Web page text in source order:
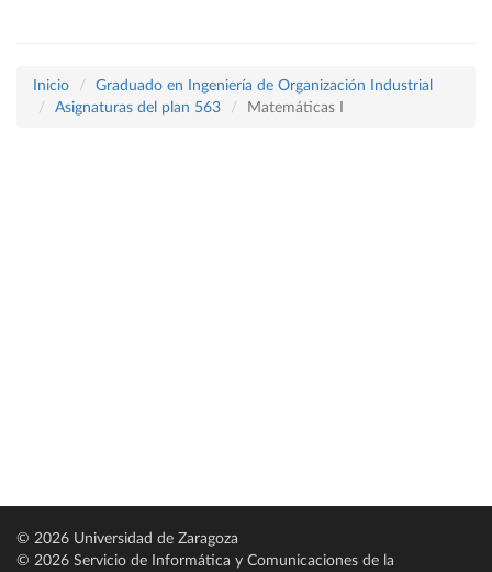
Inicio
Graduado en Ingeniería de Organización Industrial
Asignaturas del plan 563
Matemáticas I
© 2026 Universidad de Zaragoza
© 2026 Servicio de Informática y Comunicaciones de la